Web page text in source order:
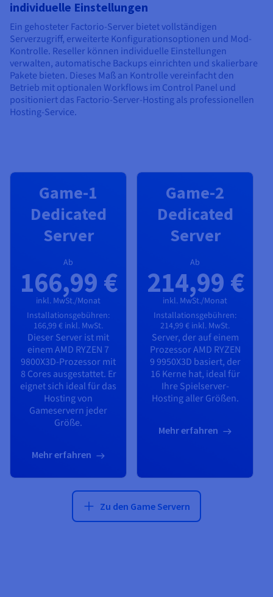
individuelle Einstellungen
Ein gehosteter Factorio-Server bietet vollständigen
Serverzugriff, erweiterte Konfigurationsoptionen und Mod-
Kontrolle. Reseller können individuelle Einstellungen
verwalten, automatische Backups einrichten und skalierbare
Pakete bieten. Dieses Maß an Kontrolle vereinfacht den
Betrieb mit optionalen Workflows im Control Panel und
positioniert das Factorio-Server-Hosting als professionellen
Hosting-Service.
Game-1
Dedicated
Server
Ab
166,99 €
inkl. MwSt./Monat
Installationsgebühren:
166,99 € inkl. MwSt.
Dieser Server ist mit
einemAMD RYZEN 7
9800X3D-Prozessor mit
8 Cores ausgestattet. Er
eignet sich ideal für das
Hosting von
Gameservern jeder
Größe.
Mehr erfahren
Game-2
Dedicated
Server
Ab
214,99 €
inkl. MwSt./Monat
Installationsgebühren:
214,99 € inkl. MwSt.
Server, der auf einem
ProzessorAMD RYZEN
9 9950X3D basiert, der
16 Kerne hat, ideal für
Ihre Spielserver-
Hosting aller Größen.
Mehr erfahren
Zu den Game Servern